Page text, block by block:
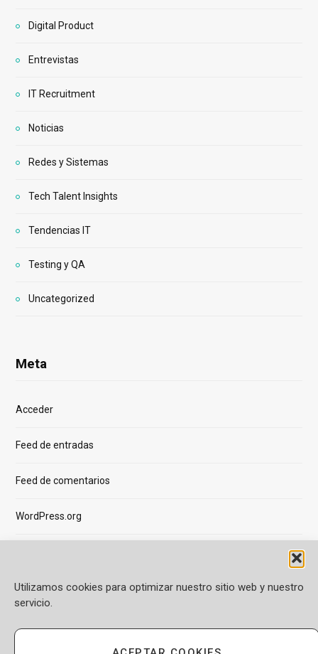
Utilizamos cookies para optimizar nuestro sitio web y nuestro
servicio.
Digital Product
Entrevistas
IT Recruitment
Noticias
Redes y Sistemas
Tech Talent Insights
Tendencias IT
Testing y QA
Uncategorized
Meta
Acceder
Feed de entradas
Feed de comentarios
WordPress.org